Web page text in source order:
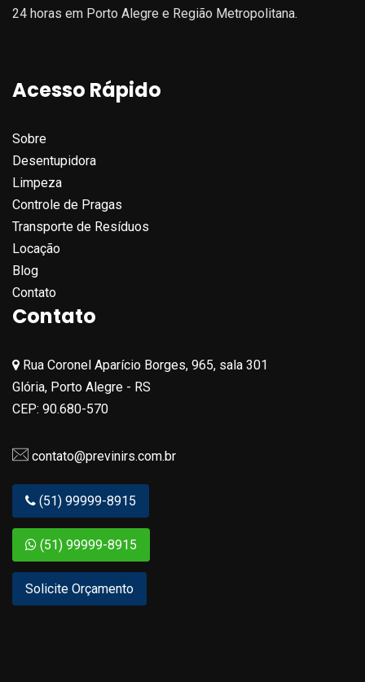
24 horas em Porto Alegre e Região Metropolitana.
Acesso Rápido
Sobre
Desentupidora
Limpeza
Controle de Pragas
Transporte de Resíduos
Locação
Blog
Contato
Contato
Rua Coronel Aparício Borges, 965, sala 301
Glória, Porto Alegre - RS
CEP: 90.680-570
contato@previnirs.com.br
(51) 99999-8915
(51) 99999-8915
Solicite Orçamento